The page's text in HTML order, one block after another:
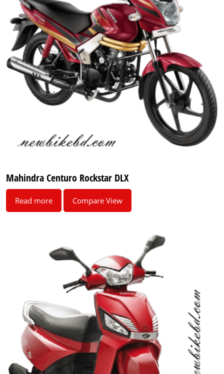
Mahindra Centuro Rockstar DLX
Read more Compare View